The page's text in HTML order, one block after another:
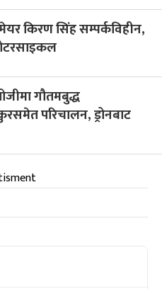
किरण सिंह सम्पर्कविहीन,
गौतमबुद्ध
परिचालन, ड्रोनबाट